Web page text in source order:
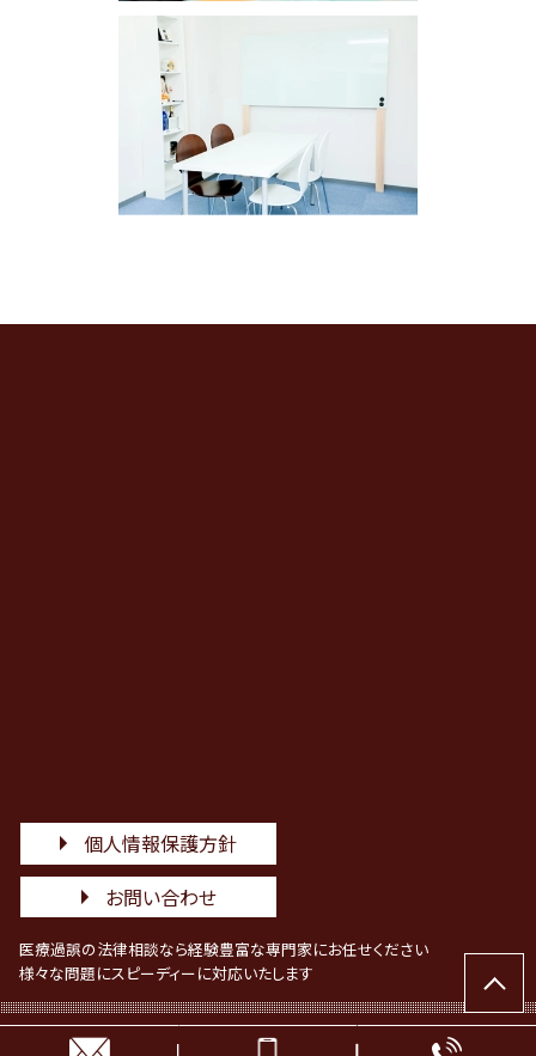
個人情報保護方針
お問い合わせ
医療過誤の法律相談なら経験豊富な専門家にお任せください
様々な問題にスピーディーに対応いたします
© 医療過誤専門サポート（初雁総合法律事務所）